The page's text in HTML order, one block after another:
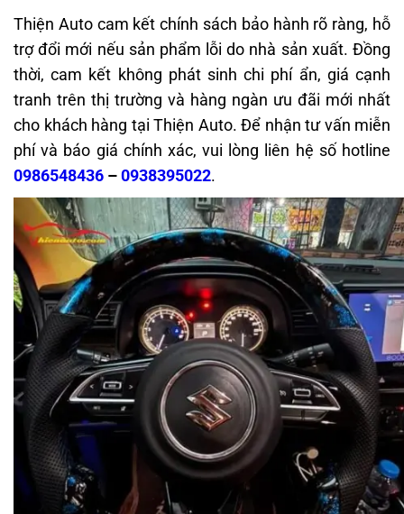
Thiện Auto cam kết chính sách bảo hành rõ ràng, hỗ
trợ đổi mới nếu sản phẩm lỗi do nhà sản xuất. Đồng
thời, cam kết không phát sinh chi phí ẩn, giá cạnh
tranh trên thị trường và hàng ngàn ưu đãi mới nhất
cho khách hàng tại Thiện Auto. Để nhận tư vấn miễn
phí và báo giá chính xác, vui lòng liên hệ số hotline
0986548436 –0938395022.